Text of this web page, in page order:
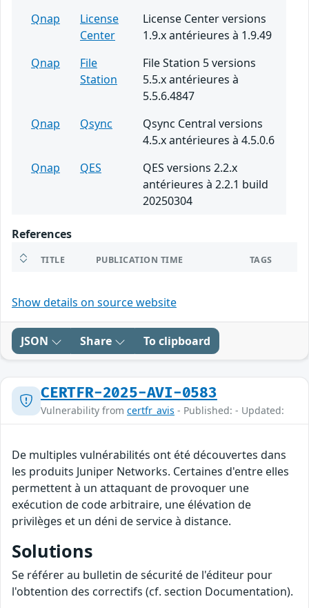
Qnap
License
Center
License Center versions
1.9.x antérieures à 1.9.49
Qnap
File
Station
File Station 5 versions
5.5.x antérieures à
5.5.6.4847
Qnap
Qsync
Qsync Central versions
4.5.x antérieures à 4.5.0.6
Qnap
QES
QES versions 2.2.x
antérieures à 2.2.1 build
20250304
References
TITLE PUBLICATION TIME TAGS
Show details on source website
JSON Share To clipboard
CERTFR-2025-AVI-0583
Vulnerability from certfr_avis - Published: - Updated:
De multiples vulnérabilités ont été découvertes dans
les produits Juniper Networks. Certaines d'entre elles
permettent à un attaquant de provoquer une
exécution de code arbitraire, une élévation de
privilèges et un déni de service à distance.
Solutions
Se référer au bulletin de sécurité de l'éditeur pour
l'obtention des correctifs (cf. section Documentation).